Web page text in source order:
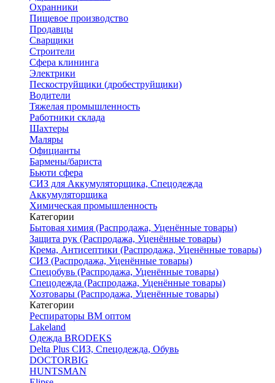
Охранники
Пищевое производство
Продавцы
Сварщики
Строители
Сфера клининга
Электрики
Пескоструйщики (дробеструйщики)
Водители
Тяжелая промышленность
Работники склада
Шахтеры
Маляры
Официанты
Бармены/бариста
Бьюти сфера
СИЗ для Аккумуляторщика, Спецодежда
Аккумуляторщика
Химическая промышленность
Категории
Бытовая химия (Распродажа, Уценённые товары)
Защита рук (Распродажа, Уценённые товары)
Крема, Антисептики (Распродажа, Уценённые товары)
СИЗ (Распродажа, Уценённые товары)
Спецобувь (Распродажа, Уценённые товары)
Спецодежда (Распродажа, Уценённые товары)
Хозтовары (Распродажа, Уценённые товары)
Категории
Респираторы ВМ оптом
Lakeland
Одежда BRODEKS
Delta Plus СИЗ, Спецодежда, Обувь
DOCTORBIG
HUNTSMAN